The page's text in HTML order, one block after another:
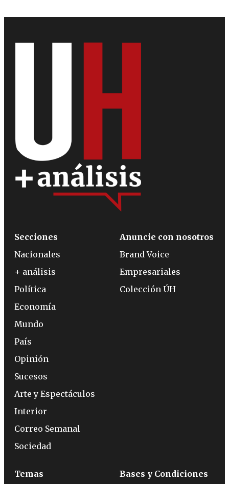
Secciones
Nacionales
+ análisis
Política
Economía
Mundo
País
Opinión
Sucesos
Arte y Espectáculos
Interior
Correo Semanal
Sociedad
Anuncie con nosotros
Brand Voice
Empresariales
Colección ÚH
Temas Bases y Condiciones